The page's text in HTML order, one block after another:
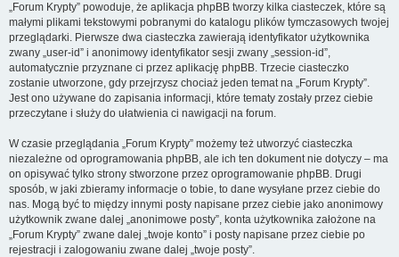
„Forum Krypty” powoduje, że aplikacja phpBB tworzy kilka ciasteczek, które są
małymi plikami tekstowymi pobranymi do katalogu plików tymczasowych twojej
przeglądarki. Pierwsze dwa ciasteczka zawierają identyfikator użytkownika
zwany „user-id” i anonimowy identyfikator sesji zwany „session-id”,
automatycznie przyznane ci przez aplikację phpBB. Trzecie ciasteczko
zostanie utworzone, gdy przejrzysz chociaż jeden temat na „Forum Krypty”.
Jest ono używane do zapisania informacji, które tematy zostały przez ciebie
przeczytane i służy do ułatwienia ci nawigacji na forum.
W czasie przeglądania „Forum Krypty” możemy też utworzyć ciasteczka
niezależne od oprogramowania phpBB, ale ich ten dokument nie dotyczy – ma
on opisywać tylko strony stworzone przez oprogramowanie phpBB. Drugi
sposób, w jaki zbieramy informacje o tobie, to dane wysyłane przez ciebie do
nas. Mogą być to między innymi posty napisane przez ciebie jako anonimowy
użytkownik zwane dalej „anonimowe posty”, konta użytkownika założone na
„Forum Krypty” zwane dalej „twoje konto” i posty napisane przez ciebie po
rejestracji i zalogowaniu zwane dalej „twoje posty”.